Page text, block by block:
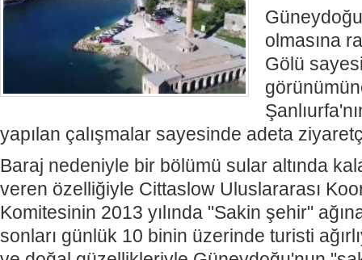
Güneydoğu
olmasına
Gölü
yapılan çalışmalar sayesinde adeta
Baraj nedeniyle bir bölümü sular altında
veren özelliğiyle Cittaslow Uluslararası
Komitesinin 2013 yılında "Sakin şehir"
sonları günlük 10 binin üzerinde turisti